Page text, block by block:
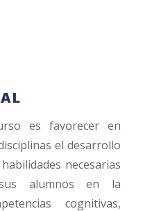
es favorecer en
el desarrollo
necesarias
alumnos en la
cognitivas,